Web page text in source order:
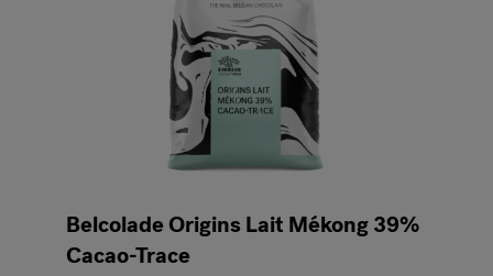
Belcolade Origins Lait Mékong 39%
Cacao-Trace